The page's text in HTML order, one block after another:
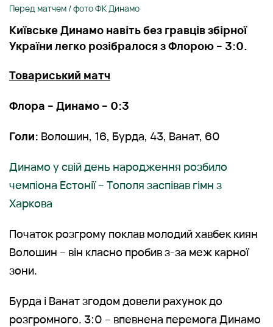
Перед матчем / фото ФК Динамо
Київське Динамо навіть без гравців збірної
України легко розібралося з Флорою – 3:0.
Товариський матч
Флора – Динамо – 0:3
Голи: Волошин, 16, Бурда, 43, Ванат, 60
Динамо у свій день народження розбило
чемпіона Естонії – Тополя заспівав гімн з
Харкова
Початок розгрому поклав молодий хавбек киян
Волошин – він класно пробив з-за меж карної
зони.
Бурда і Ванат згодом довели рахунок до
розгромного. 3:0 – впевнена перемога Динамо